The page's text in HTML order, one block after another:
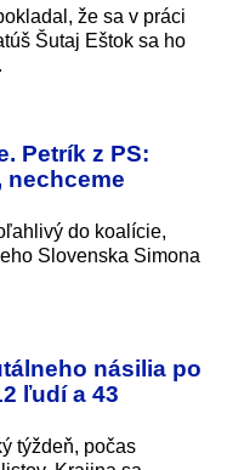
že sa v práci
Šutaj Eštok sa ho
Petrík z PS:
nechceme
do koalície,
Slovenska Simona
násilia po
ľudí a 43
týždeň, počas